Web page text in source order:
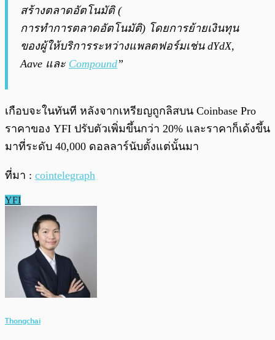
สร้างตลาดอัตโนมัติ (
การทำการตลาดอัตโนมัติ) โดยการย้ายเงินทุน
ของผู้ให้บริการระหว่างแพลตฟอร์มเช่น dYdX,
Aave และ Compound”
เกือบจะในทันที หลังจากเหรียญถูกลิสบน Coinbase Pro
ราคาของ YFI ปรับตัวเพิ่มขึ้นกว่า 20% และราคาก็เด้งขึ้น
มาที่ระดับ 40,000 ดอลลาร์นับตั้งแต่นั้นมา
ที่มา : cointelegraph
YFI
Thongchai